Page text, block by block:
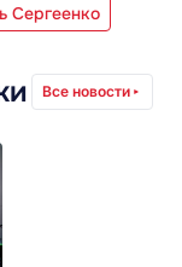
Сергеенко
Все новости